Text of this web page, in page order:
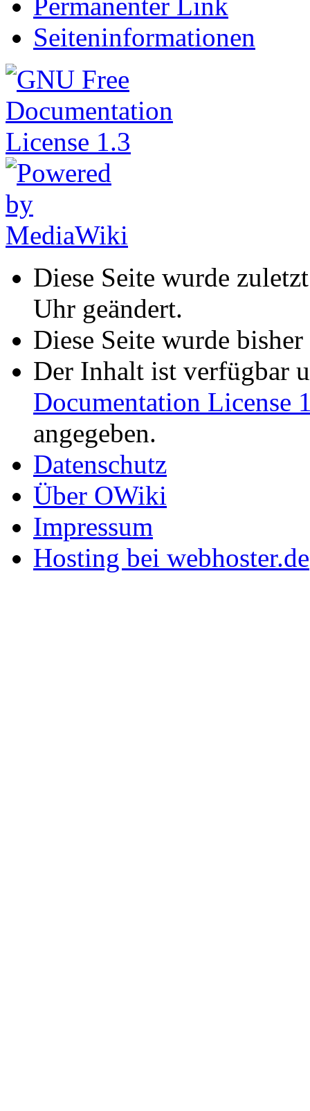
Seiteninformationen
Diese Seite wurde
Uhr geändert.
Diese Seite wurde
Der Inhalt ist verfügbar
Documentation License
angegeben.
Datenschutz
Über OWiki
Impressum
Hosting bei webhoster.de